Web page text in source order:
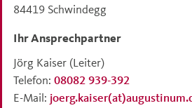
84419 Schwindegg
Ihr Ansprechpartner
Jörg Kaiser (Leiter)
Telefon: 08082 939-392
E-Mail: